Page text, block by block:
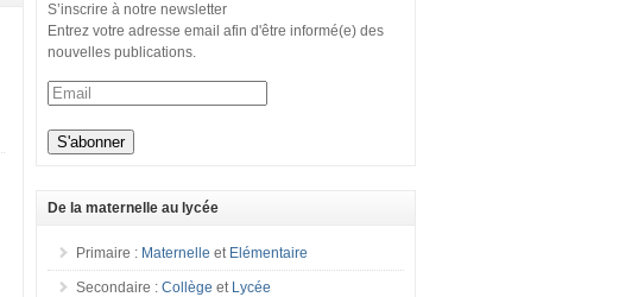
S’inscrire à notre newsletter
Entrez votre adresse email afin d'être informé(e) des
nouvelles publications.
De la maternelle au lycée
Primaire : Maternelle et Elémentaire
Secondaire :Collège et Lycée